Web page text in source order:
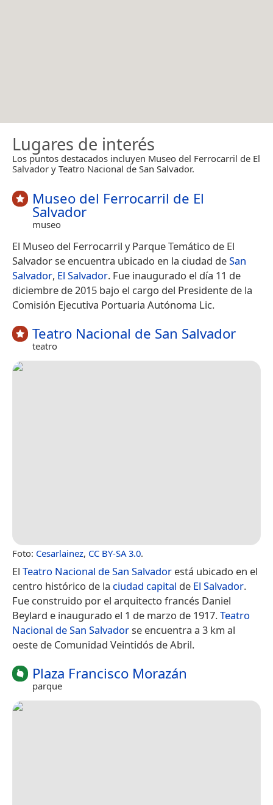
Lugares de interés
Los puntos destacados incluyen Museo del Ferrocarril de El
Salvador y Teatro Nacional de San Salvador.
Museo del Ferrocarril de El
Salvador
museo
El Museo del Ferrocarril y Parque Temático de El
Salvador se encuentra ubicado en la ciudad deSan
Salvador, El Salvador. Fue inaugurado el día 11 de
diciembre de 2015 bajo el cargo del Presidente de la
Comisión Ejecutiva Portuaria Autónoma Lic.
Teatro Nacional de San Salvador
teatro
Foto: Cesarlainez, CC BY-SA 3.0.
El Teatro Nacional de San Salvador está ubicado en el
centro histórico de la ciudad capital de El Salvador.
Fue construido por el arquitecto francés Daniel
Beylard e inaugurado el 1 de marzo de 1917.Teatro
Nacional de San Salvadorse encuentra a 3 km al
oeste de Comunidad Veintidós de Abril.
Plaza Francisco Morazán
parque